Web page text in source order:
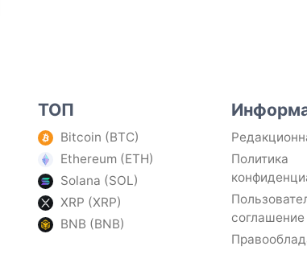
ТОП
Bitcoin (BTC)
Ethereum (ETH)
Solana (SOL)
XRP (XRP)
BNB (BNB)
Политика
соглашение